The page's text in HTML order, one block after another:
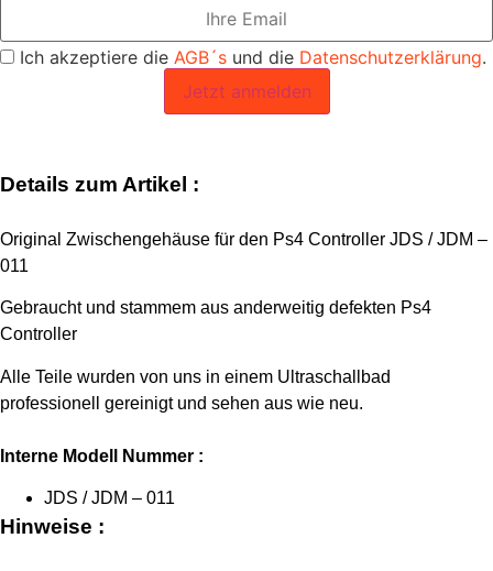
Ich akzeptiere die AGB´s und die Datenschutzerklärung.
Jetzt anmelden
Details zum Artikel :
Original Zwischengehäuse für den Ps4 Controller JDS / JDM –
011
Gebraucht und stammem aus anderweitig defekten Ps4
Controller
Alle Teile wurden von uns in einem Ultraschallbad
professionell gereinigt und sehen aus wie neu.
Interne Modell Nummer :
JDS / JDM – 011
Hinweise :